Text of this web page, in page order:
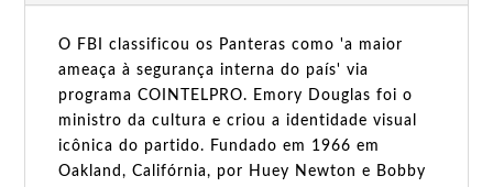
O FBI classificou os Panteras como 'a maior
ameaça à segurança interna do país' via
programa COINTELPRO. Emory Douglas foi o
ministro da cultura e criou a identidade visual
icônica do partido. Fundado em 1966 em
Oakland, Califórnia, por Huey Newton e Bobby